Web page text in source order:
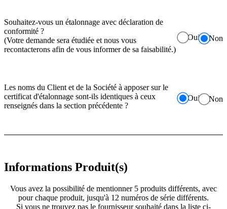
Souhaitez-vous un étalonnage avec déclaration de
conformité ?
(Votre demande sera étudiée et nous vous
recontacterons afin de vous informer de sa faisabilité.)
Oui Non
Les noms du Client et de la Société à apposer sur le
certificat d'étalonnage sont-ils identiques à ceux
renseignés dans la section précédente ?
Oui Non
Informations Produit(s)
Vous avez la possibilité de mentionner 5 produits différents, avec
pour chaque produit, jusqu'à 12 numéros de série différents.
Si vous ne trouvez pas le fournisseur souhaité dans la liste ci-